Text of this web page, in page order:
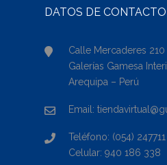
DATOS DE CONTACTO
Calle Mercaderes 210
Galerías Gamesa
Arequipa – Perú
Email:
Teléfono: (054) 247711
Celular: 940 186 338